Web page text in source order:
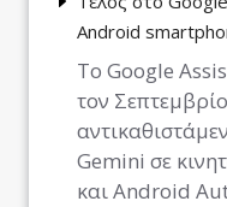
Android
Το Google
τον
Gemini σε
και Android